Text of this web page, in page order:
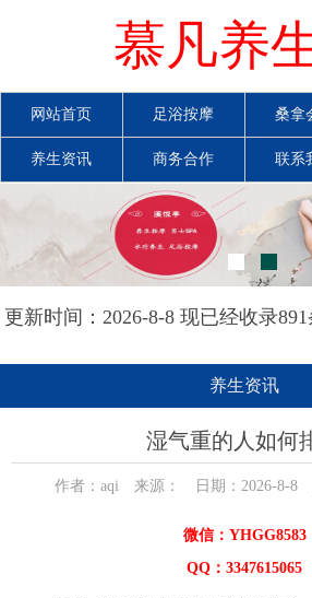
慕凡养
网站首页 足浴按摩 桑拿
养生资讯 商务合作 联系
更新时间：2026-8-8 现已经收录
养生资讯
湿气重的人如何
作者：aqi 来源： 日期：2026-8-8
微信：YHGG8583
QQ：3347615065